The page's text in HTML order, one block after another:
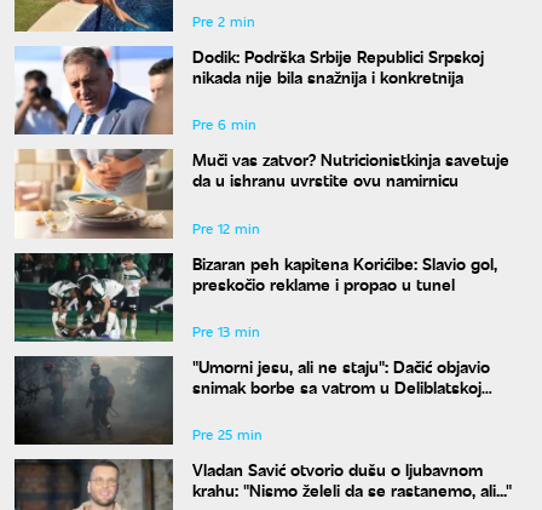
Pre 2 min
Dodik: Podrška Srbije Republici Srpskoj
nikada nije bila snažnija i konkretnija
Pre 6 min
Muči vas zatvor? Nutricionistkinja savetuje
da u ishranu uvrstite ovu namirnicu
Pre 12 min
Bizaran peh kapitena Korićibe: Slavio gol,
preskočio reklame i propao u tunel
Pre 13 min
"Umorni jesu, ali ne staju": Dačić objavio
snimak borbe sa vatrom u Deliblatskoj
Pre 25 min
Vladan Savić otvorio dušu o ljubavnom
krahu: "Nismo želeli da se rastanemo, ali..."